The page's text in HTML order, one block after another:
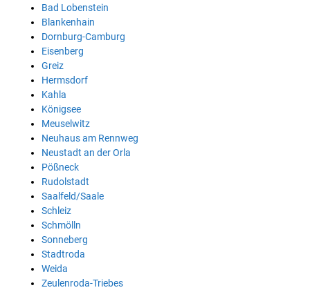
Bad Lobenstein
Blankenhain
Dornburg-Camburg
Eisenberg
Greiz
Hermsdorf
Kahla
Königsee
Meuselwitz
Neuhaus am Rennweg
Neustadt an der Orla
Pößneck
Rudolstadt
Saalfeld/Saale
Schleiz
Schmölln
Sonneberg
Stadtroda
Weida
Zeulenroda-Triebes